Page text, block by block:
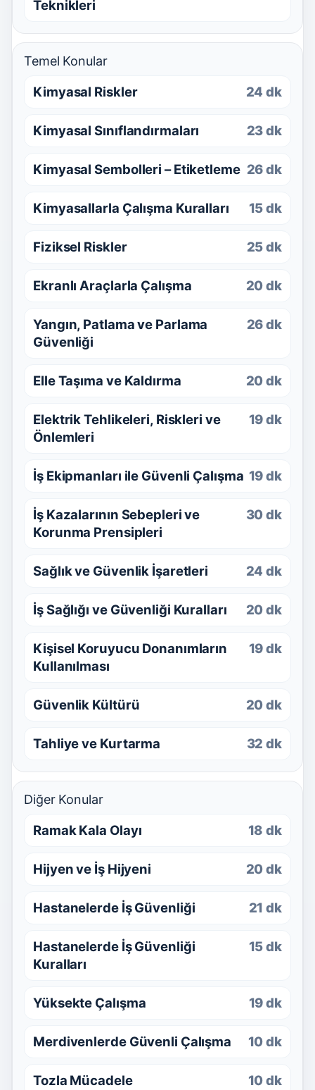
Teknikleri
Temel Konular
Kimyasal Riskler 24 dk
Kimyasal Sınıflandırmaları 23 dk
Kimyasal Sembolleri – Etiketleme 26 dk
Kimyasallarla Çalışma Kuralları 15 dk
Fiziksel Riskler 25 dk
Ekranlı Araçlarla Çalışma 20 dk
Yangın, Patlama ve Parlama
Güvenliği
26 dk
Elle Taşıma ve Kaldırma 20 dk
Elektrik Tehlikeleri, Riskleri ve
Önlemleri
19 dk
İş Ekipmanları ile Güvenli Çalışma 19 dk
İş Kazalarının Sebepleri ve
Korunma Prensipleri
30 dk
Sağlık ve Güvenlik İşaretleri 24 dk
İş Sağlığı ve Güvenliği Kuralları 20 dk
Kişisel Koruyucu Donanımların
Kullanılması
19 dk
Güvenlik Kültürü 20 dk
Tahliye ve Kurtarma 32 dk
Diğer Konular
Ramak Kala Olayı 18 dk
Hijyen ve İş Hijyeni 20 dk
Hastanelerde İş Güvenliği 21 dk
Hastanelerde İş Güvenliği
Kuralları
15 dk
Yüksekte Çalışma 19 dk
Merdivenlerde Güvenli Çalışma 10 dk
Tozla Mücadele 10 dk